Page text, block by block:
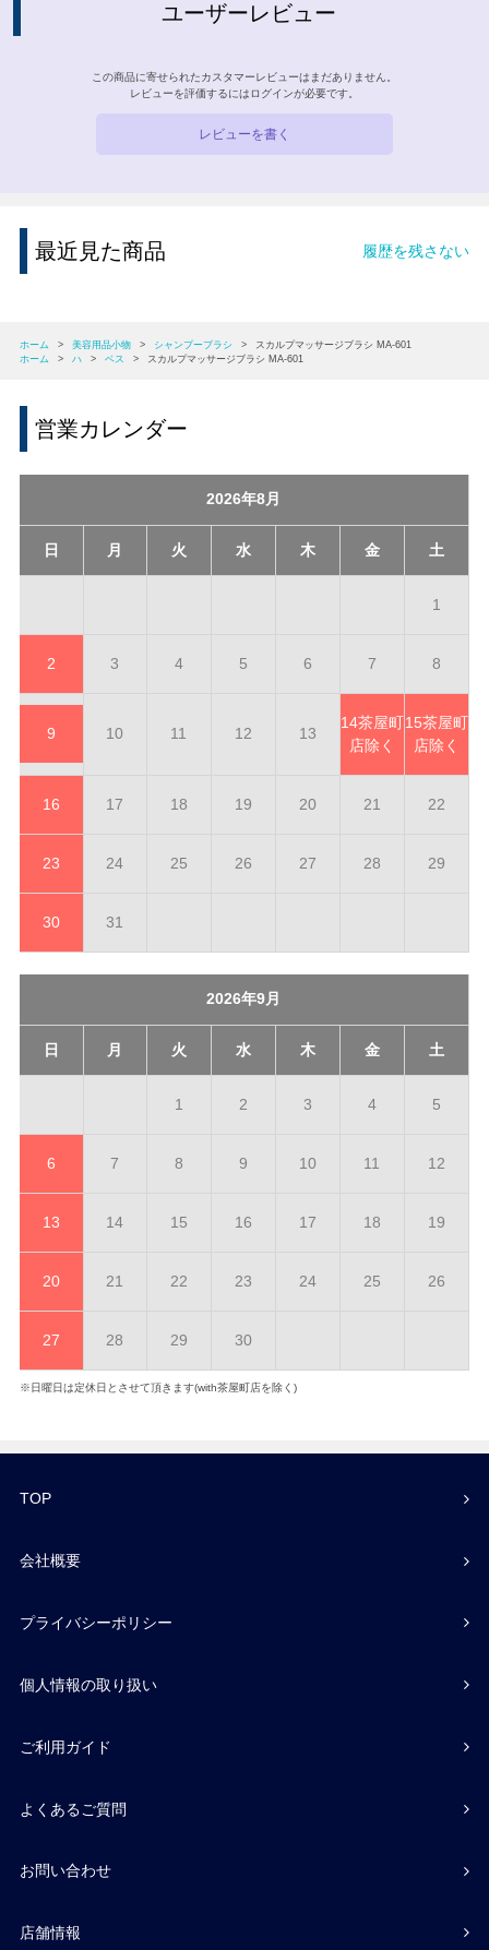
ユーザーレビュー
この商品に寄せられたカスタマーレビューはまだありません。
レビューを評価するには ログインが必要です。
レビューを書く
最近見た商品 履歴を残さない
ホーム > 美容用品小物 > シャンプーブラシ >
スカルプマッサージブラシ MA-601
ホーム
> ハ > ベス > スカルプマッサージブラシ MA-601
営業カレンダー
2026年8月
日 月 火 水 木 金 土
1
2 3 4 5 6 7 8
9 10 11 12 13
14茶屋町
店除く
15茶屋町
店除く
16 17 18 19 20 21 22
23 24 25 26 27 28 29
30 31
2026年9月
日 月 火 水 木 金 土
1 2 3 4 5
6 7 8 9 10 11 12
13 14 15 16 17 18 19
20 21 22 23 24 25 26
27 28 29 30
※日曜日は定休日とさせて頂きます(with茶屋町店を除く)
TOP
会社概要
プライバシーポリシー
個人情報の取り扱い
ご利用ガイド
よくあるご質問
お問い合わせ
店舗情報